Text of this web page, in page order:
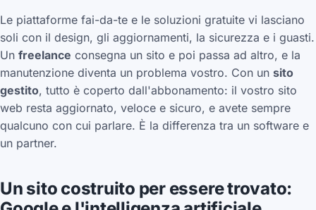
Le piattaforme fai-da-te e le soluzioni gratuite vi lasciano
soli con il design, gli aggiornamenti, la sicurezza e i guasti.
Un freelance consegna un sito e poi passa ad altro, e la
manutenzione diventa un problema vostro. Con un sito
gestito, tutto è coperto dall'abbonamento: il vostro sito
web resta aggiornato, veloce e sicuro, e avete sempre
qualcuno con cui parlare. È la differenza tra un software e
un partner.
Un sito costruito per essere trovato: